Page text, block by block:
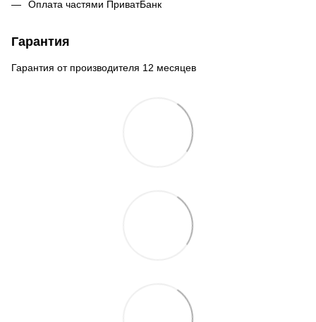
Оплата частями ПриватБанк
Гарантия
Гарантия от производителя 12 месяцев